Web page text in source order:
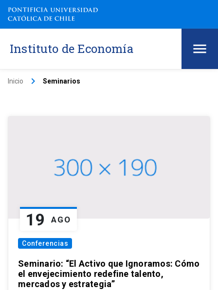
Instituto de Economía
Inicio keyboard_arrow_right Seminarios
19 AGO
Conferencias
Seminario: “El Activo que Ignoramos: Cómo
el envejecimiento redefine talento,
mercados y estrategia”